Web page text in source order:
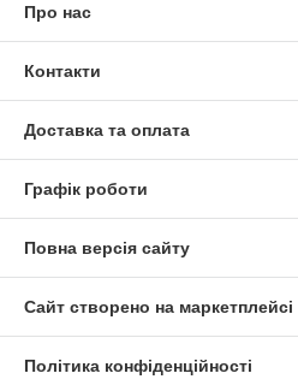
Про нас
Контакти
Доставка та оплата
Графік роботи
Повна версія сайту
Сайт створено на маркетплейсі
Політика конфіденційності